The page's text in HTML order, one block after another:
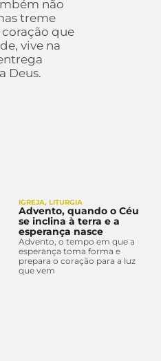
não
treme
que
vive na
Deus.
IGREJA, LITURGIA
Advento, quando o Céu
se inclina à terra e a
esperança nasce
Advento, o tempo em que a
esperança toma forma e
prepara o coração para a luz
que vem